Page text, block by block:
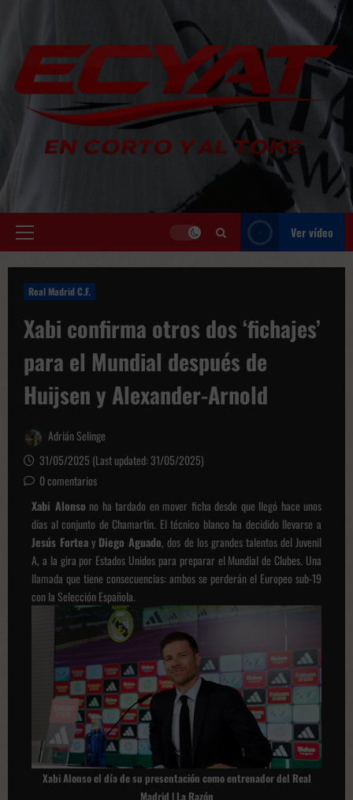
contenido
Menú
Ver vídeo
Real Madrid C.F.
Xabi confirma otros dos ‘fichajes’
para el Mundial después de
Huijsen y Alexander-Arnold
Adrián Selinge
31/05/2025 (Last updated: 31/05/2025)
0 comentarios
Xabi Alonso no ha tardado en mover ficha desde que llegó hace unos
días al conjunto de Chamartín. El técnico blanco ha decidido llevarse a
Jesús Forteay Diego Aguado, dos de los grandes talentos del Juvenil
A, a la gira por Estados Unidos para preparar el Mundial de Clubes. Una
llamada que tiene consecuencias: ambos se perderán el Europeo sub-19
con la Selección Española.
Xabi Alonso el día de su presentación como entrenador del Real
Madrid | La Razón